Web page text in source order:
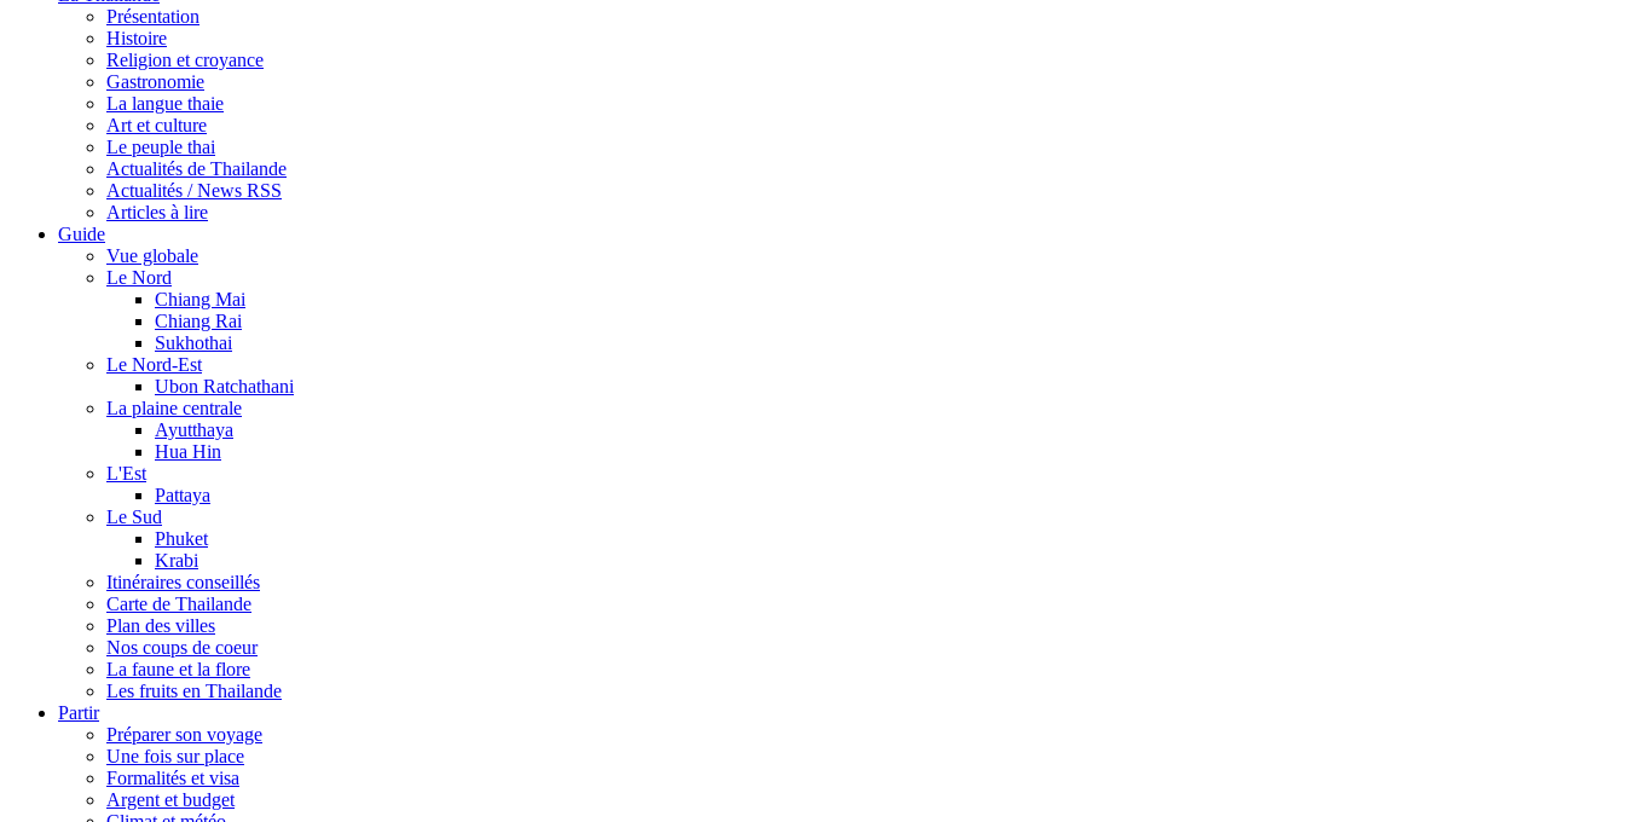
Présentation
Histoire
Religion et croyance
Gastronomie
La langue thaie
Art et culture
Le peuple thai
Actualités de Thailande
Actualités / News RSS
Articles à lire
Guide
Vue globale
Le Nord
Chiang Mai
Chiang Rai
Sukhothai
Le Nord-Est
Ubon Ratchathani
La plaine centrale
Ayutthaya
Hua Hin
L'Est
Pattaya
Le Sud
Phuket
Krabi
Itinéraires conseillés
Carte de Thailande
Plan des villes
Nos coups de coeur
La faune et la flore
Les fruits en Thailande
Partir
Préparer son voyage
Une fois sur place
Formalités et visa
Argent et budget